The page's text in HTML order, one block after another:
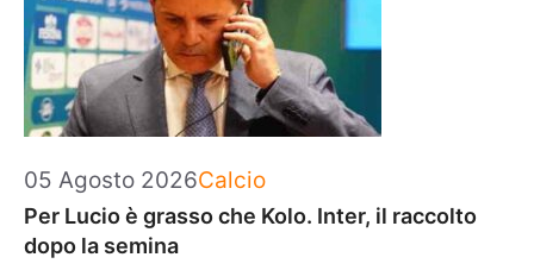
05 Agosto 2026Categorie
Calcio
Per Lucio è grasso che Kolo. Inter, il raccolto
dopo la semina